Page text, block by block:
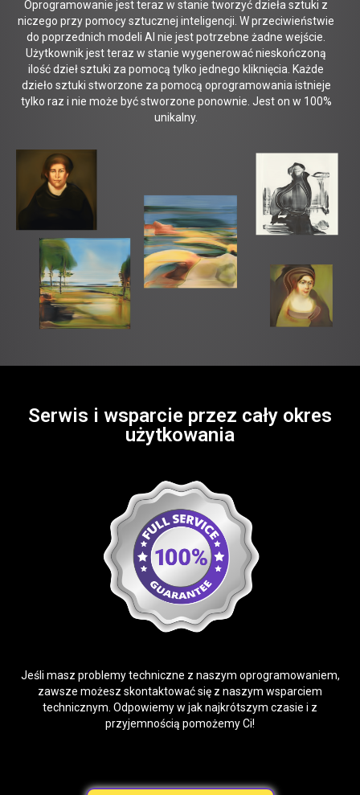
Oprogramowanie jest teraz w stanie tworzyć dzieła sztuki z
niczego przy pomocy sztucznej inteligencji. W przeciwieństwie
do poprzednich modeli AI nie jest potrzebne żadne wejście.
Użytkownik jest teraz w stanie wygenerować nieskończoną
ilość dzieł sztuki za pomocą tylko jednego kliknięcia. Każde
dzieło sztuki stworzone za pomocą oprogramowania istnieje
tylko raz i nie może być stworzone ponownie. Jest on w 100%
unikalny.
Serwis i wsparcie przez cały okres
użytkowania
Jeśli masz problemy techniczne z naszym oprogramowaniem,
zawsze możesz skontaktować się z naszym wsparciem
technicznym. Odpowiemy w jak najkrótszym czasie i z
przyjemnością pomożemy Ci!